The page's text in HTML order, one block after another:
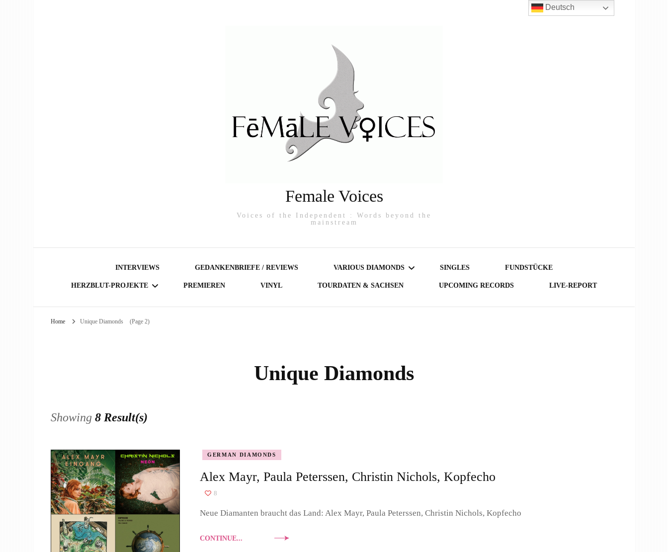
Female Voices
Voices of the Independent : Words beyond the
mainstream
INTERVIEWS GEDANKENBRIEFE / REVIEWS VARIOUS DIAMONDS
PORTRAIT
SINGLES FUNDSTÜCKE
HERZBLUT-PROJEKTE PREMIEREN VINYL TOURDATEN & SACHSEN UPCOMING RECORDS LIVE-REPORT
Home Unique Diamonds (Page 2)
Unique Diamonds
Showing 8 Result(s)
GERMAN DIAMONDS
Alex Mayr, Paula Peterssen, Christin Nichols, Kopfecho
8
Neue Diamanten braucht das Land: Alex Mayr, Paula Peterssen, Christin Nichols, Kopfecho
CONTINUE...
Deutsch